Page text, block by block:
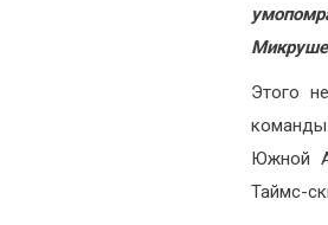
Этого
Южной
Таймс-